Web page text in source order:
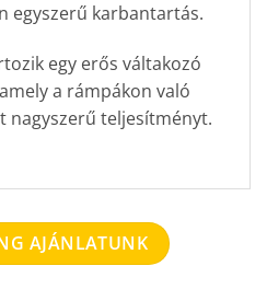
egyszerű karbantartás.
egy erős váltakozó
a rámpákon való
nagyszerű teljesítményt.
AJÁNLATUNK